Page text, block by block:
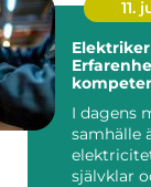
11.
I dagens
samhälle
självklar